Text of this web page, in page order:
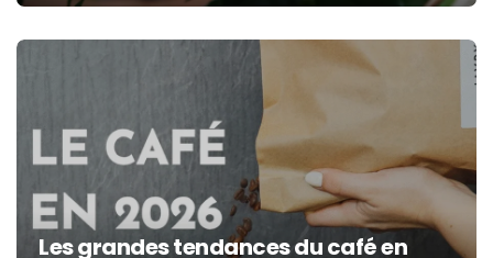
Les grandes tendances du café en